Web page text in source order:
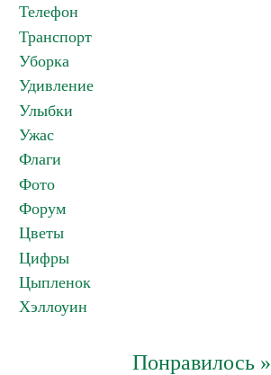
Телефон
Транспорт
Уборка
Удивление
Улыбки
Ужас
Флаги
Фото
Форум
Цветы
Цифры
Цыпленок
Хэллоуин
Понравилось »